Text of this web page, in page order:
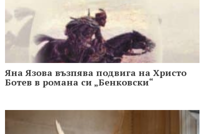
Яна Язова възпява подвига на Христо
Ботев в романа си „Бенковски“